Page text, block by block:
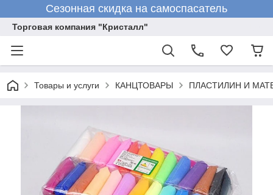
Сезонная скидка на самоспасатель
Торговая компания "Кристалл"
Товары и услуги КАНЦТОВАРЫ ПЛАСТИЛИН И